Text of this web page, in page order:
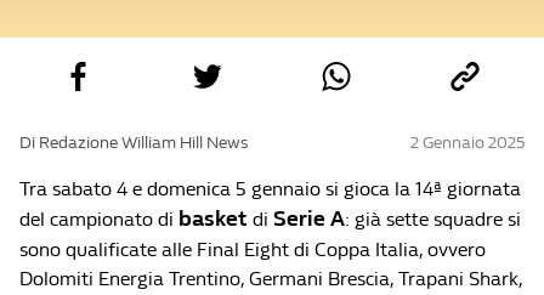
Di Redazione William Hill News 2 Gennaio 2025
Tra sabato 4 e domenica 5 gennaio si gioca la 14ª giornata
del campionato di basket di Serie A: già sette squadre si
sono qualificate alle Final Eight di Coppa Italia, ovvero
Dolomiti Energia Trentino, Germani Brescia, Trapani Shark,